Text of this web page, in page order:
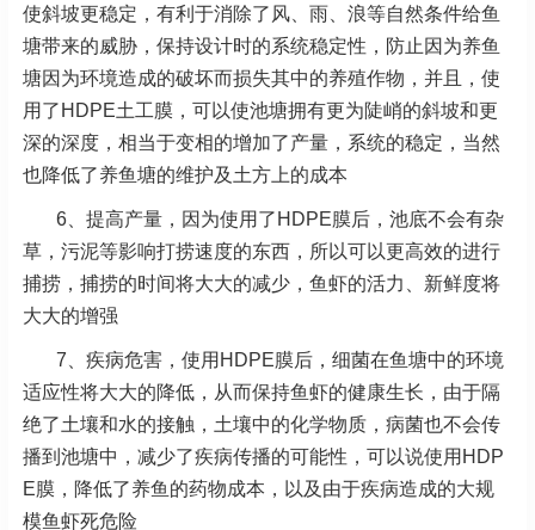
使斜坡更稳定，有利于消除了风、雨、浪等自然条件给鱼
塘带来的威胁，保持设计时的系统稳定性，防止因为养鱼
塘因为环境造成的破坏而损失其中的养殖作物，并且，使
用了HDPE土工膜，可以使池塘拥有更为陡峭的斜坡和更
深的深度，相当于变相的增加了产量，系统的稳定，当然
也降低了养鱼塘的维护及土方上的成本
6、提高产量，因为使用了HDPE膜后，池底不会有杂
草，污泥等影响打捞速度的东西，所以可以更高效的进行
捕捞，捕捞的时间将大大的减少，鱼虾的活力、新鲜度将
大大的增强
7、疾病危害，使用HDPE膜后，细菌在鱼塘中的环境
适应性将大大的降低，从而保持鱼虾的健康生长，由于隔
绝了土壤和水的接触，土壤中的化学物质，病菌也不会传
播到池塘中，减少了疾病传播的可能性，可以说使用HDP
E膜，降低了养鱼的药物成本，以及由于疾病造成的大规
模鱼虾死危险